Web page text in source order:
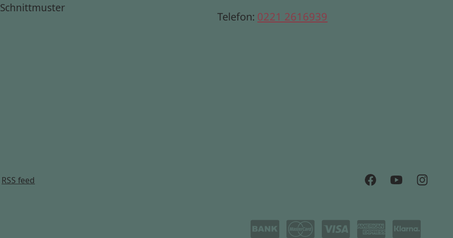
Schnittmuster
Telefon: 0221 2616939
RSS feed